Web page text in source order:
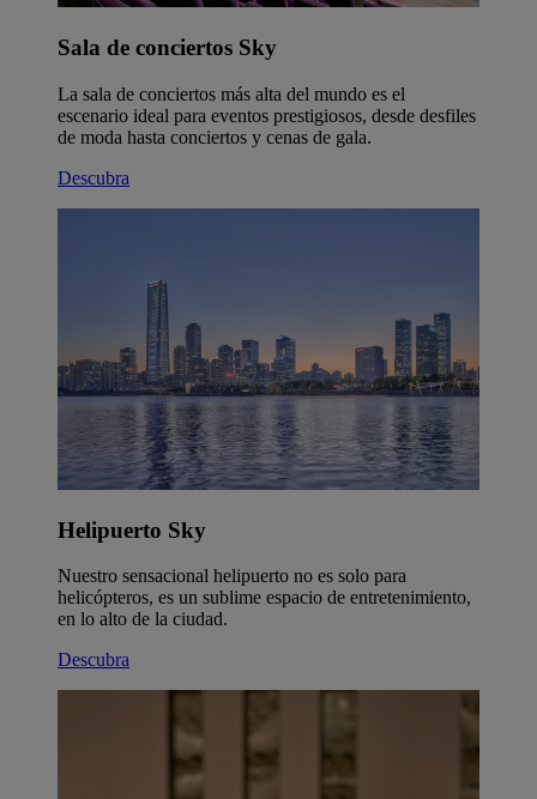
Sala de conciertos Sky
La sala de conciertos más alta del mundo es el
escenario ideal para eventos prestigiosos, desde desfiles
de moda hasta conciertos y cenas de gala.
Descubra
Helipuerto Sky
Nuestro sensacional helipuerto no es solo para
helicópteros, es un sublime espacio de entretenimiento,
en lo alto de la ciudad.
Descubra